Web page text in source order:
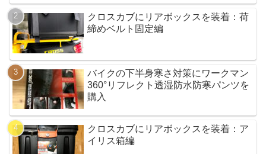
クロスカブにリアボックスを装着：荷
締めベルト固定編
バイクの下半身寒さ対策にワークマン
360°リフレクト透湿防水防寒パンツを
購入
クロスカブにリアボックスを装着：ア
イリス箱編